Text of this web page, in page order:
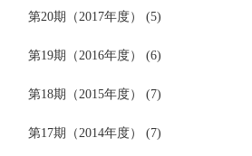
第20期（2017年度） (5)
第19期（2016年度） (6)
第18期（2015年度） (7)
第17期（2014年度） (7)